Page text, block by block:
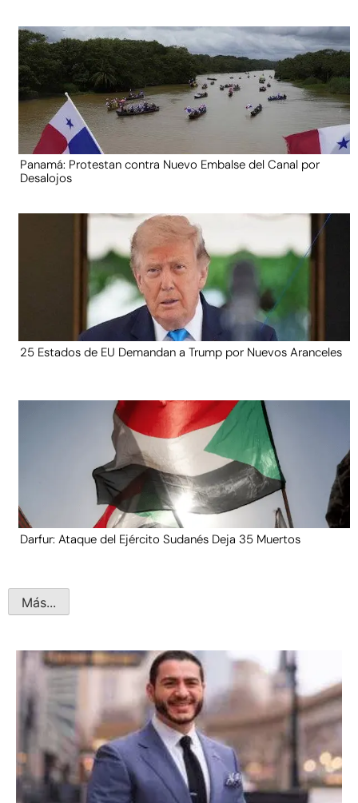
Panamá: Protestan contra Nuevo Embalse del Canal por
Desalojos
25 Estados de EU Demandan a Trump por Nuevos Aranceles
Darfur: Ataque del Ejército Sudanés Deja 35 Muertos
Más...